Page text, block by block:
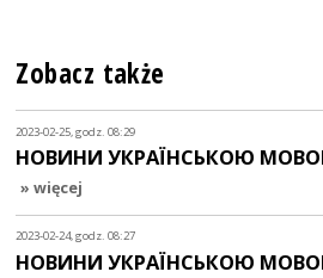
Zobacz także
2023-02-25, godz. 08:29
НОВИНИ УКРАЇНСЬКОЮ
» więcej
2023-02-24, godz. 08:27
НОВИНИ УКРАЇНСЬКОЮ